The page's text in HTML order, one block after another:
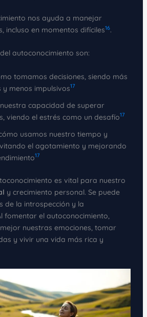
nos ayuda a manejar
incluso en momentos difíciles16.
autoconocimiento son:
tomamos decisiones, siendo más
y menos impulsivos17
capacidad de superar
viendo el estrés como un desafío17
usamos nuestro tiempo y
el agotamiento y mejorando
17
es vital para nuestro
y crecimiento personal. Se puede
de la introspección y la
fomentar el autoconocimiento,
nuestras emociones, tomar
y vivir una vida más rica y